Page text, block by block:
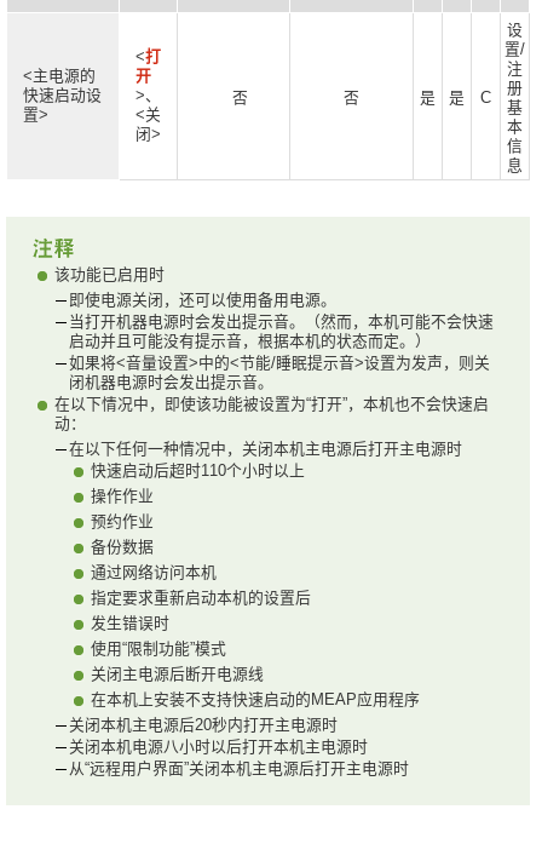
<主电源的
快速启动设
置>
<打
开
>、
<关
闭>
否 否 是 是 C
设
置/
注
册
基
本
信
息
该功能已启用时
即使电源关闭，还可以使用备用电源。
当打开机器电源时会发出提示音。（然而，本机可能不会快速
启动并且可能没有提示音，根据本机的状态而定。）
如果将<音量设置>中的<节能/睡眠提示音>设置为发声，则关
闭机器电源时会发出提示音。
在以下情况中，即使该功能被设置为“打开”，本机也不会快速启
动：
在以下任何一种情况中，关闭本机主电源后打开主电源时
快速启动后超时110个小时以上
操作作业
预约作业
备份数据
通过网络访问本机
指定要求重新启动本机的设置后
发生错误时
使用“限制功能”模式
关闭主电源后断开电源线
在本机上安装不支持快速启动的MEAP应用程序
关闭本机主电源后20秒内打开主电源时
关闭本机电源八小时以后打开本机主电源时
从“远程用户界面”关闭本机主电源后打开主电源时